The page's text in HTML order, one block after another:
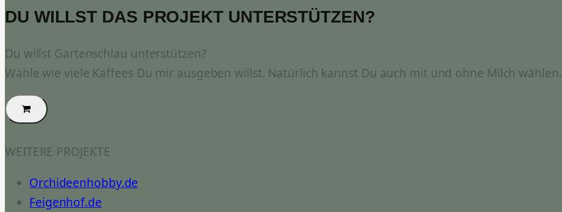
DU WILLST DAS PROJEKT UNTERSTÜTZEN?
Du willst Gartenschlau unterstützen?
Wähle wie viele Kaffees Du mir ausgeben willst. Natürlich kannst Du auch mit und ohne Milch wählen.
WEITERE PROJEKTE
Orchideenhobby.de
Feigenhof.de